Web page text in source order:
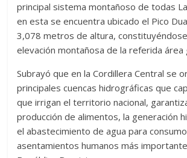
principal sistema montañoso de todas
en esta se encuentra ubicado el Pico
3,078 metros de altura,
elevación montañosa de la referida área
Subrayó que en la Cordillera Central se
principales cuencas hidrográficas que
que irrigan el territorio nacional,
producción de alimentos, la generación
el abastecimiento de agua para
asentamientos humanos más